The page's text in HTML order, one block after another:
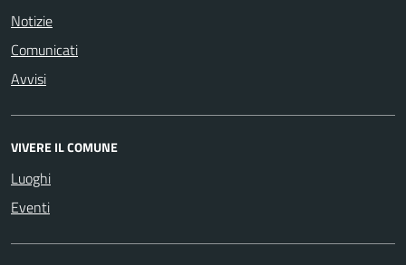
Notizie
Comunicati
Avvisi
VIVERE IL COMUNE
Luoghi
Eventi